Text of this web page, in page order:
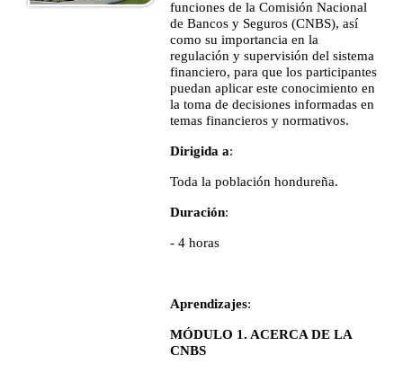
funciones de la Comisión Nacional
de Bancos y Seguros (CNBS), así
como su importancia en la
regulación y supervisión del sistema
financiero, para que los participantes
puedan aplicar este conocimiento en
la toma de decisiones informadas en
temas financieros y normativos.
Dirigida a:
Toda la población hondureña.
Duración:
- 4 horas
Aprendizajes:
MÓDULO 1. ACERCA DE LA
CNBS